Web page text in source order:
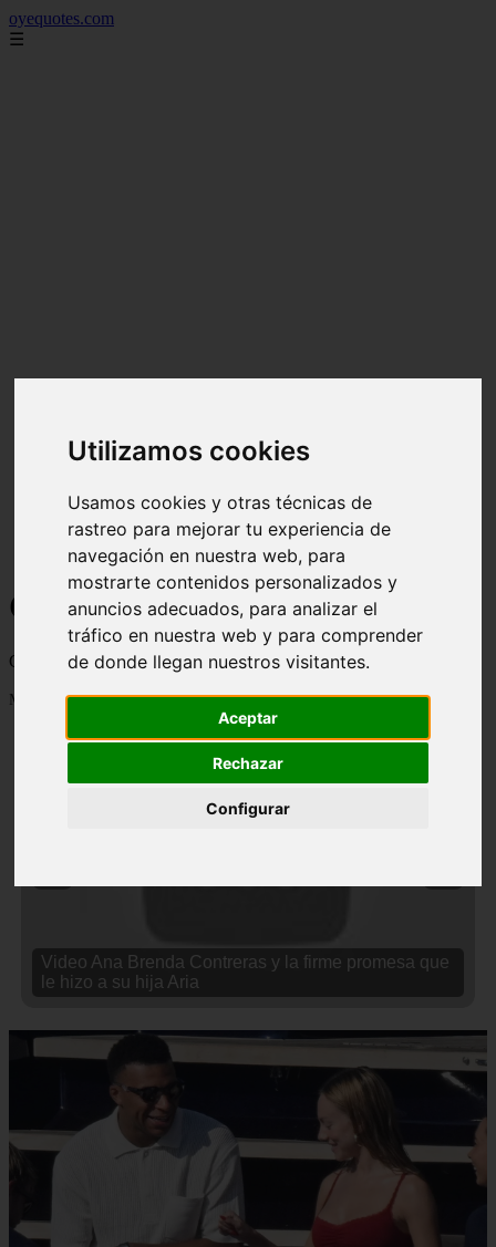
Utilizamos cookies
Usamos cookies y otras técnicas de
rastreo para mejorar tu experiencia de
navegación en nuestra web, para
mostrarte contenidos personalizados y
anuncios adecuados, para analizar el
tráfico en nuestra web y para comprender
de donde llegan nuestros visitantes.
Aceptar
Rechazar
Configurar
oyequotes.com
☰
Curiosidades y Sabias que
Cosas curiosas, curiosidades, noticias impactantes y mucho mas
Mostrando 1 - 24 de 2833 artículos
Video Ana Brenda Contreras y la firme promesa que
le hizo a su hija Aria